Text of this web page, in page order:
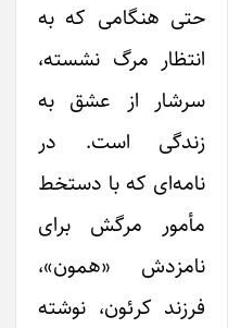
حتی هنگامی که به
انتظار مرگ نشسته،
سرشار از عشق به
زندگی است. در
نامه‌ای که با دستخط
مأمور مرگش برای
نامزدش «همون»،
فرزند کرئون، نوشته